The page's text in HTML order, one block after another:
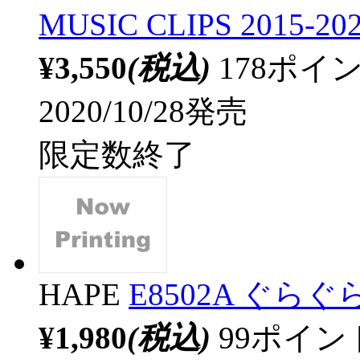
MUSIC CLIPS 2015-
¥3,550(税込) 178ポイ
2020/10/28発売
限定数終了
HAPE E8502A ぐらぐ
¥1,980(税込) 99ポイ